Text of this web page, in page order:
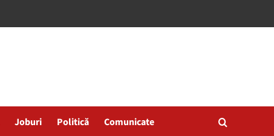
Joburi Politică Comunicate